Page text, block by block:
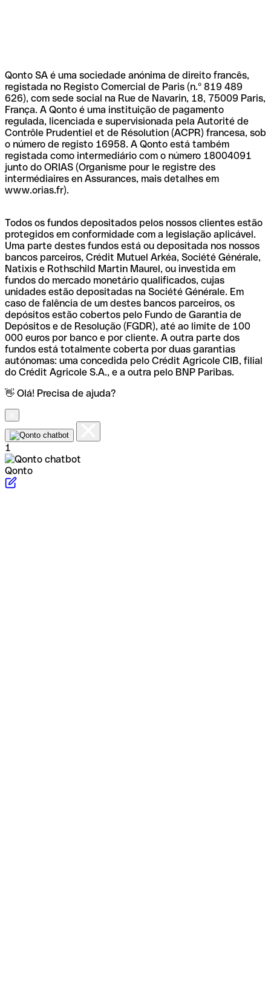
Qonto SA é uma sociedade anónima de direito francês,
registada no Registo Comercial de Paris (n.º 819 489
626), com sede social na Rue de Navarin, 18, 75009 Paris,
França. A Qonto é uma instituição de pagamento
regulada, licenciada e supervisionada pela Autorité de
Contrôle Prudentiel et de Résolution (ACPR) francesa, sob
o número de registo 16958. A Qonto está também
registada como intermediário com o número 18004091
junto do ORIAS (Organisme pour le registre des
intermédiaires en Assurances, mais detalhes em
www.orias.fr).
Todos os fundos depositados pelos nossos clientes estão
protegidos em conformidade com a legislação aplicável.
Uma parte destes fundos está ou depositada nos nossos
bancos parceiros, Crédit Mutuel Arkéa, Société Générale,
Natixis e Rothschild Martin Maurel, ou investida em
fundos do mercado monetário qualificados, cujas
unidades estão depositadas na Société Générale. Em
caso de falência de um destes bancos parceiros, os
depósitos estão cobertos pelo Fundo de Garantia de
Depósitos e de Resolução (FGDR), até ao limite de 100
000 euros por banco e por cliente. A outra parte dos
fundos está totalmente coberta por duas garantias
autónomas: uma concedida pelo Crédit Agricole CIB, filial
do Crédit Agricole S.A., e a outra pelo BNP Paribas.
👋 Olá! Precisa de ajuda?
1
Qonto